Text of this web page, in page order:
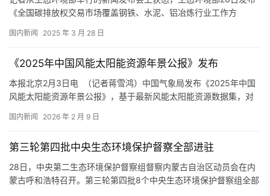
《全国碳排放权交易市场覆盖钢铁、水泥、铝冶炼行业工作方
式进入实施阶段。 “钢铁、水泥、铝冶炼行业是碳排放大户，年排放
次扩围后，全国碳排放权交易市场预计新增1500家重点排放单位，
覆…
国内新闻 2025 年 3 月 28 日
《2025年中国风能太阳能资源年景公报》发布
本报北京2月3日电 （记者蒋雪鸿）中国气象局发布《2025年中国
风能太阳能资源年景公报》，基于最新风能太阳能资源数据集，对
变化情况进行分析，已连续12年面向社会进行发布。 公报显示，
约为4.8米/秒，140米高度年平均风速约为5…
国内新闻 2026 年 2 月 9 日
第三轮第四批中央生态环境保护督察全部进驻
28日，中央第二生态环境保护督察组督察内蒙古自治区动员会在内
蒙古呼和浩特召开。第三轮第四批8个中央生态环境保护督察组全部